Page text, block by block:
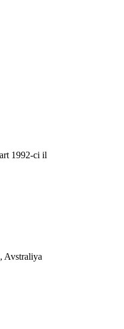
1992-ci il
Avstraliya